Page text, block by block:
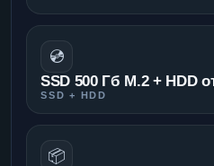
💿
SSD 500 Гб M.2 + HDD
SSD + HDD
📦